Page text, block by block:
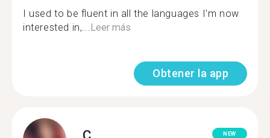
I used to be fluent in all the languages I'm now
interested in,... Leer más
Obtener la app
NEW